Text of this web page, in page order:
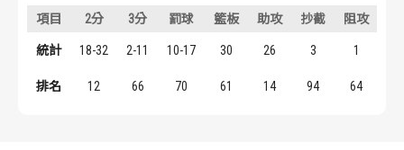
項目 2分 3分 罰球 籃板 助攻 抄截 阻攻
統計 18-32 2-11 10-17 30 26 3 1
排名 12 66 70 61 14 94 64